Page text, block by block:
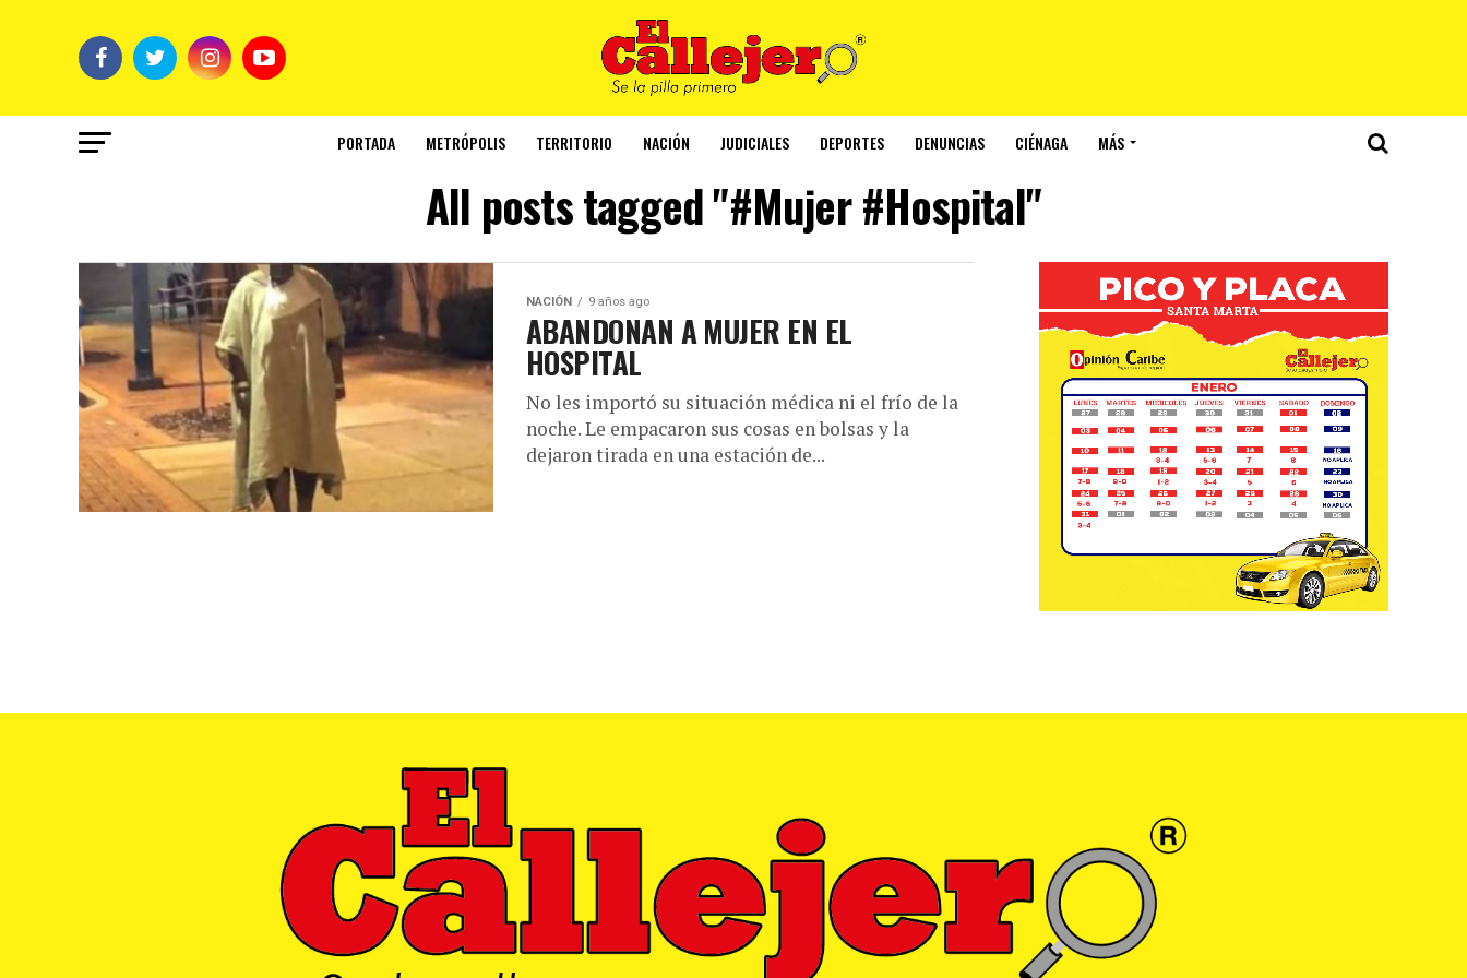
PORTADA METRÓPOLIS TERRITORIO NACIÓN JUDICIALES DEPORTES DENUNCIAS CIÉNAGA MÁS
All posts tagged "#Mujer #Hospital"
NACIÓN 9 años ago
ABANDONAN A MUJER EN EL
HOSPITAL
No les importó su situación médica ni el frío de la
noche. Le empacaron sus cosas en bolsas y la
dejaron tirada en una estación de...